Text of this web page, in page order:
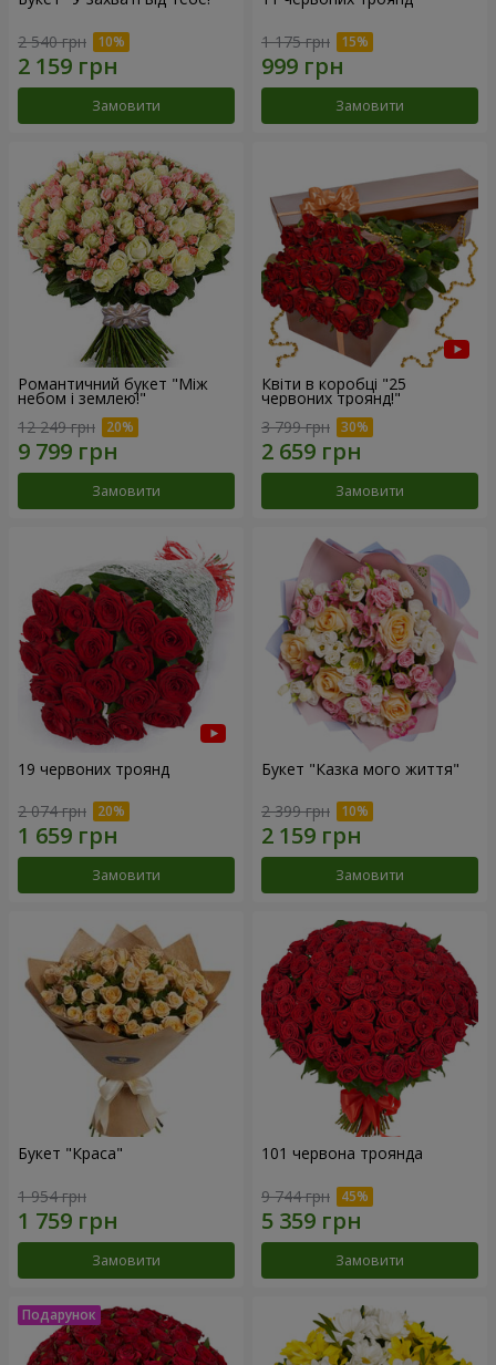
2 540 грн
Замовити
1 175 грн
Замовити
Романтичний букет "Між
небом і землею!"
12 249 грн
Замовити
Квіти в коробці "25
червоних троянд!"
3 799 грн
Замовити
19 червоних троянд
2 074 грн
Замовити
Букет "Казка мого життя"
2 399 грн
Замовити
Букет "Краса"
1 954 грн
Замовити
101 червона троянда
9 744 грн
Замовити